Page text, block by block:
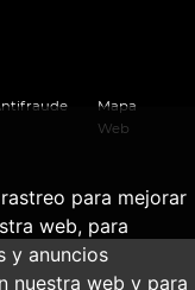
para mejorar
web, para
y anuncios
nuestra web y para
Mapa
Web